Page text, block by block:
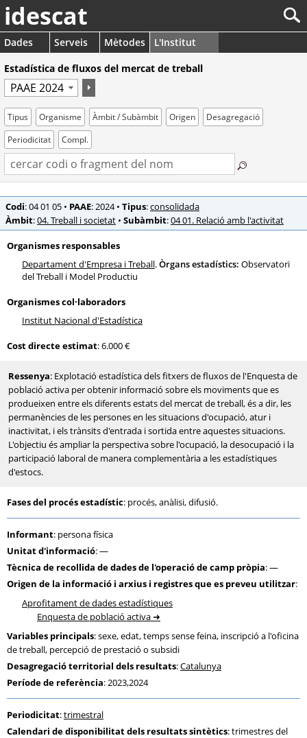
idescat
Dades Serveis Mètodes
L'Institut
Estadística de fluxos del mercat de treball
Tipus Organisme Àmbit / Subàmbit Origen
Desagregació
Periodicitat
Compl.
Codi: 04 01 05 • PAAE: 2024• Tipus:consolidada
Àmbit:04. Treball i societat • Subàmbit:04 01. Relació amb l'activitat
Organismes responsables
Departament d'Empresa i Treball.Òrgans estadístics: Observatori
del Treball i Model Productiu
Organismes col·laboradors
Institut Nacional d'Estadística
Cost directe estimat: 6.000 €
Ressenya: Explotació estadística dels fitxers de fluxos de l'Enquesta de
població activa per obtenir informació sobre els moviments que es
produeixen entre els diferents estats del mercat de treball, és a dir, les
permanències de les persones en les situacions d'ocupació, atur i
inactivitat, i els trànsits d'entrada i sortida entre aquestes situacions.
L'objectiu és ampliar la perspectiva sobre l'ocupació, la desocupació i la
participació laboral de manera complementària a les estadístiques
d'estocs.
Fases del procés estadístic: procés, anàlisi, difusió.
Informant: persona física
Unitat d'informació: —
Tècnica de recollida de dades de l'operació de camp pròpia: —
Origen de la informació i arxius i registres que es preveu utilitzar:
Aprofitament de dades estadístiques
Enquesta de població activa
Variables principals: sexe, edat, temps sense feina, inscripció a l'oficina
de treball, percepció de prestació o subsidi
Desagregació territorial dels resultats:Catalunya
Període de referència: 2023,2024
Periodicitat:trimestral
Calendari de disponibilitat dels resultats sintètics: trimestres del